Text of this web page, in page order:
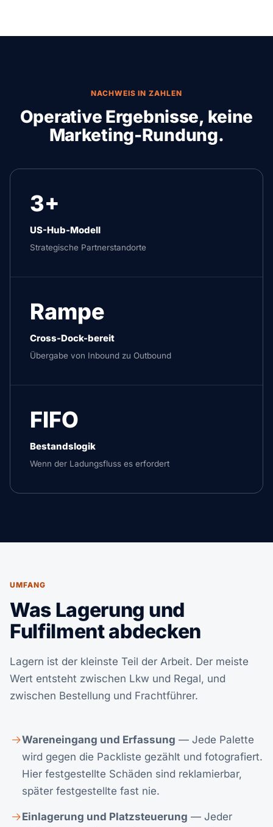
NACHWEIS IN ZAHLEN
Operative Ergebnisse, keine
Marketing-Rundung.
3+
US-Hub-Modell
Strategische Partnerstandorte
Rampe
Cross-Dock-bereit
Übergabe von Inbound zu Outbound
FIFO
Bestandslogik
Wenn der Ladungsfluss es erfordert
UMFANG
Was Lagerung und
Fulfilment abdecken
Lagern ist der kleinste Teil der Arbeit. Der meiste
Wert entsteht zwischen Lkw und Regal, und
zwischen Bestellung und Frachtführer.
Wareneingang und Erfassung — Jede Palette
wird gegen die Packliste gezählt und fotografiert.
Hier festgestellte Schäden sind reklamierbar,
später festgestellte fast nie.
Einlagerung und Platzsteuerung — Jeder